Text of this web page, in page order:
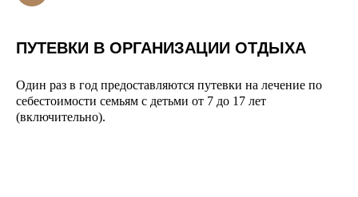
ПУТЕВКИ В ОРГАНИЗАЦИИ ОТДЫХА
Один раз в год предоставляются путевки на лечение по
себестоимости семьям с детьми от 7 до 17 лет
(включительно).